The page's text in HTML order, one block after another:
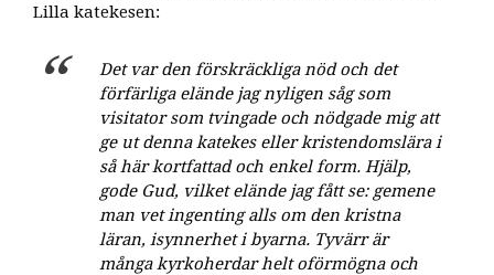
Lilla katekesen:
Det var den förskräckliga nöd och det
förfärliga elände jag nyligen såg som
visitator som tvingade och nödgade mig att
ge ut denna katekes eller kristendomslära i
så här kortfattad och enkel form. Hjälp,
gode Gud, vilket elände jag fått se: gemene
man vet ingenting alls om den kristna
läran, isynnerhet i byarna. Tyvärr är
många kyrkoherdar helt oförmögna och